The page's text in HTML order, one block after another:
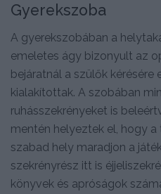
Gyerekszoba
A gyerekszobában a
emeletes ágy bizonyult az
bejáratnál a szülők
kialakítottak. A szobában
ruhásszekrényeket is
mentén helyeztek el, hogy
szabad hely maradjon a
szekrényrész itt is
könyvek és apróságok